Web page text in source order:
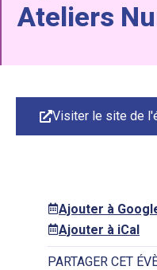
Ateliers
Visiter le site de
Ajouter à
Ajouter à iCal
PARTAGER CET